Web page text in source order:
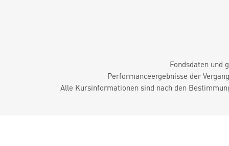
Fondsdaten und
Performanceergebnisse der
Alle Kursinformationen sind nach den